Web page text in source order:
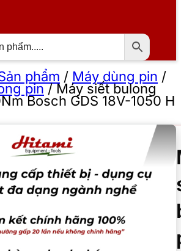
phẩm / Máy dùng pin /
pin/Máy siết bulong
Bosch GDS 18V-1050 H